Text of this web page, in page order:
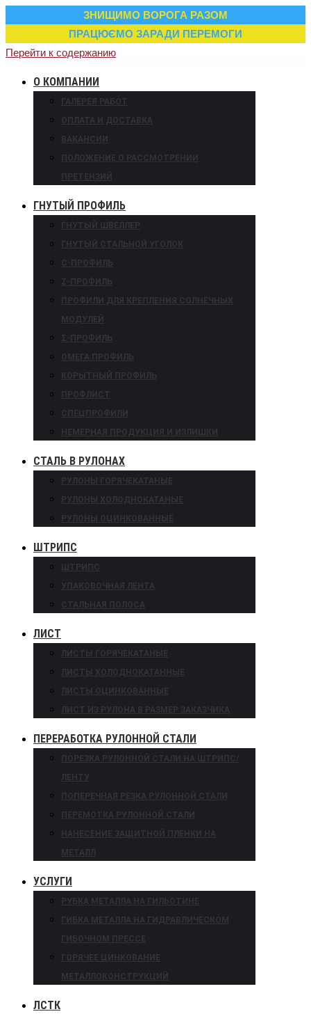
ЗНИЩИМО ВОРОГА РАЗОМ
ПРАЦЮЄМО ЗАРАДИ ПЕРЕМОГИ
Перейти к содержанию
О КОМПАНИИ
ГАЛЕРЕЯ РАБОТ
ОПЛАТА И ДОСТАВКА
ВАКАНСИИ
ПОЛОЖЕНИЕ О РАССМОТРЕНИИ
ПРЕТЕНЗИЙ
ГНУТЫЙ ПРОФИЛЬ
ГНУТЫЙ ШВЕЛЛЕР
ГНУТЫЙ СТАЛЬНОЙ УГОЛОК
С-ПРОФИЛЬ
Z-ПРОФИЛЬ
ПРОФИЛИ ДЛЯ КРЕПЛЕНИЯ СОЛНЕЧНЫХ
МОДУЛЕЙ
Σ-ПРОФИЛЬ
ОМЕГА ПРОФИЛЬ
КОРЫТНЫЙ ПРОФИЛЬ
ПРОФЛИСТ
СПЕЦПРОФИЛИ
НЕМЕРНАЯ ПРОДУКЦИЯ И ИЗЛИШКИ
СТАЛЬ В РУЛОНАХ
РУЛОНЫ ГОРЯЧЕКАТАНЫЕ
РУЛОНЫ ХОЛОДНОКАТАНЫЕ
РУЛОНЫ ОЦИНКОВАННЫЕ
ШТРИПС
ШТРИПС
УПАКОВОЧНАЯ ЛЕНТА
СТАЛЬНАЯ ПОЛОСА
ЛИСТ
ЛИСТЫ ГОРЯЧЕКАТАНЫЕ
ЛИСТЫ ХОЛОДНОКАТАННЫЕ
ЛИСТЫ ОЦИНКОВАННЫЕ
ЛИСТ ИЗ РУЛОНА В РАЗМЕР ЗАКАЗЧИКА
ПЕРЕРАБОТКА РУЛОННОЙ СТАЛИ
ПОРЕЗКА РУЛОННОЙ СТАЛИ НА ШТРИПС/
ЛЕНТУ
ПОПЕРЕЧНАЯ РЕЗКА РУЛОННОЙ СТАЛИ
ПЕРЕМОТКА РУЛОННОЙ СТАЛИ
НАНЕСЕНИЕ ЗАЩИТНОЙ ПЛЕНКИ НА
МЕТАЛЛ
УСЛУГИ
РУБКА МЕТАЛЛА НА ГИЛЬОТИНЕ
ГИБКА МЕТАЛЛА НА ГИДРАВЛИЧЕСКОМ
ГИБОЧНОМ ПРЕССЕ
ГОРЯЧЕЕ ЦИНКОВАНИЕ
МЕТАЛЛОКОНСТРУКЦИЙ
ЛСТК